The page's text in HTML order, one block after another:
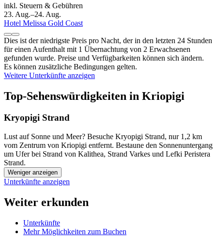
inkl. Steuern & Gebühren
23. Aug.–24. Aug.
Hotel Melissa Gold Coast
Dies ist der niedrigste Preis pro Nacht, der in den letzten 24 Stunden
für einen Aufenthalt mit 1 Übernachtung von 2 Erwachsenen
gefunden wurde. Preise und Verfügbarkeiten können sich ändern.
Es können zusätzliche Bedingungen gelten.
Weitere Unterkünfte anzeigen
Top-Sehenswürdigkeiten in Kriopigi
Kryopigi Strand
Lust auf Sonne und Meer? Besuche Kryopigi Strand, nur 1,2 km
vom Zentrum von Kriopigi entfernt. Bestaune den Sonnenuntergang
um Ufer bei Strand von Kalithea, Strand Varkes und Lefki Peristera
Strand.
Weniger anzeigen
Unterkünfte anzeigen
Weiter erkunden
Unterkünfte
Mehr Möglichkeiten zum Buchen